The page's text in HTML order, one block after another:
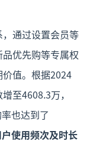
通过设置会员等
优先购等专属权
值。根据2024
至4608.3万，
也达到了
使用频次及时长